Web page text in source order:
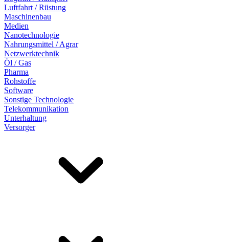
Luftfahrt / Rüstung
Maschinenbau
Medien
Nanotechnologie
Nahrungsmittel / Agrar
Netzwerktechnik
Öl / Gas
Pharma
Rohstoffe
Software
Sonstige Technologie
Telekommunikation
Unterhaltung
Versorger